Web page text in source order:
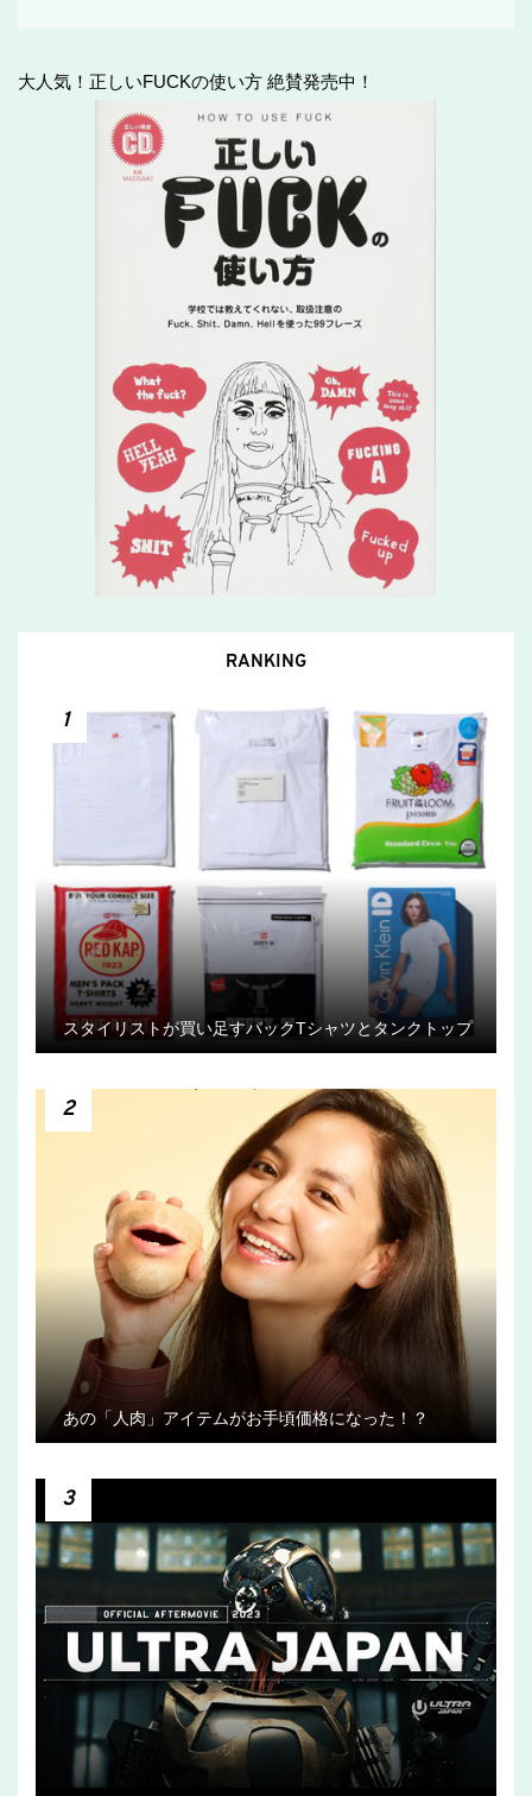
大人気！正しいFUCKの使い方 絶賛発売中！
RANKING
1
スタイリストが買い足すパックTシャツとタンクトップ
2
あの「人肉」アイテムがお手頃価格になった！？
3